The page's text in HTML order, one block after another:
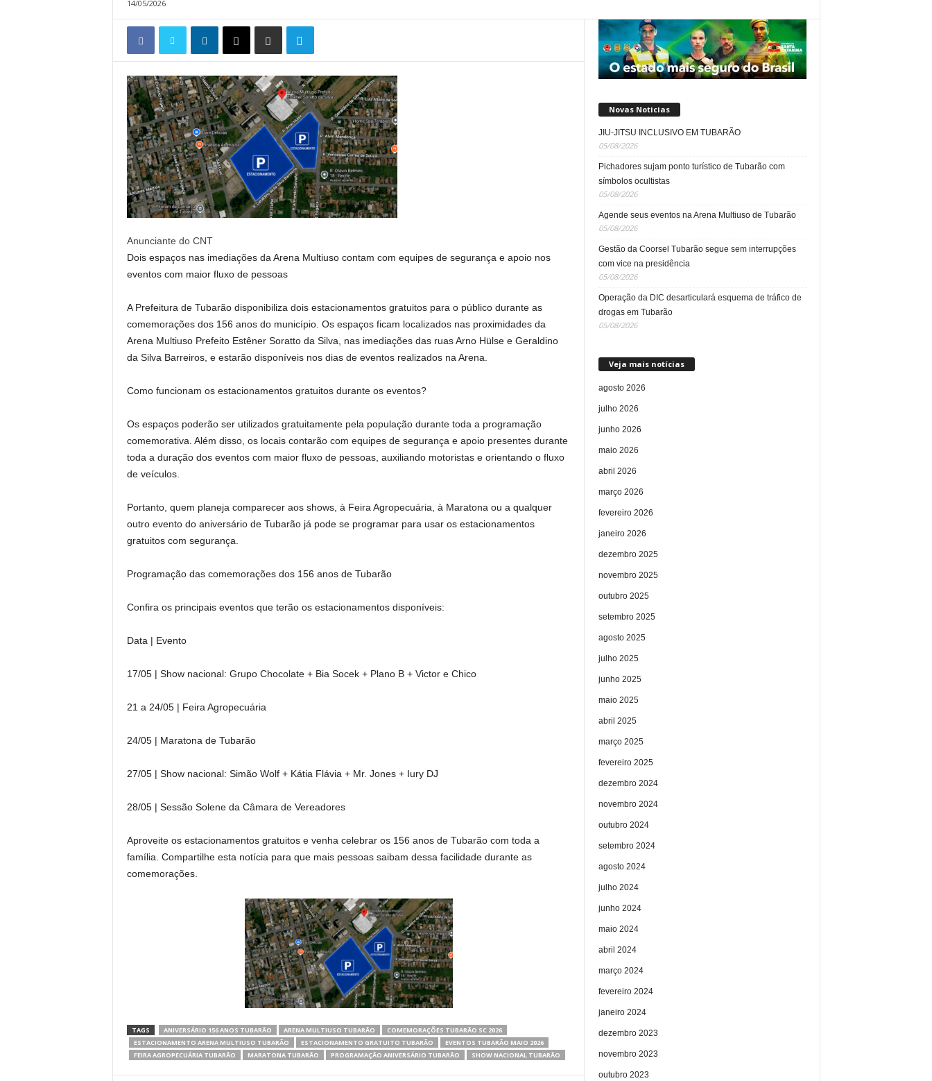
14/05/2026
Anunciante do CNT
Dois espaços nas imediações da Arena Multiuso contam com equipes de segurança e apoio nos
eventos com maior fluxo de pessoas
A Prefeitura de Tubarão disponibiliza dois estacionamentos gratuitos para o público durante as
comemorações dos 156 anos do município. Os espaços ficam localizados nas proximidades da
Arena Multiuso Prefeito Estêner Soratto da Silva, nas imediações das ruas Arno Hülse e Geraldino
da Silva Barreiros, e estarão disponíveis nos dias de eventos realizados na Arena.
Como funcionam os estacionamentos gratuitos durante os eventos?
Os espaços poderão ser utilizados gratuitamente pela população durante toda a programação
comemorativa. Além disso, os locais contarão com equipes de segurança e apoio presentes durante
toda a duração dos eventos com maior fluxo de pessoas, auxiliando motoristas e orientando o fluxo
de veículos.
Portanto, quem planeja comparecer aos shows, à Feira Agropecuária, à Maratona ou a qualquer
outro evento do aniversário de Tubarão já pode se programar para usar os estacionamentos
gratuitos com segurança.
Programação das comemorações dos 156 anos de Tubarão
Confira os principais eventos que terão os estacionamentos disponíveis:
Data | Evento
17/05 | Show nacional: Grupo Chocolate + Bia Socek + Plano B + Victor e Chico
21 a 24/05 | Feira Agropecuária
24/05 | Maratona de Tubarão
27/05 | Show nacional: Simão Wolf + Kátia Flávia + Mr. Jones + Iury DJ
28/05 | Sessão Solene da Câmara de Vereadores
Aproveite os estacionamentos gratuitos e venha celebrar os 156 anos de Tubarão com toda a
família. Compartilhe esta notícia para que mais pessoas saibam dessa facilidade durante as
comemorações.
TAGS ANIVERSÁRIO 156 ANOS TUBARÃO ARENA MULTIUSO TUBARÃO
COMEMORAÇÕES TUBARÃO SC 2026
ESTACIONAMENTO ARENA MULTIUSO TUBARÃO
ESTACIONAMENTO GRATUITO TUBARÃO
EVENTOS TUBARÃO MAIO 2026
FEIRA AGROPECUÁRIA TUBARÃO
MARATONA TUBARÃO PROGRAMAÇÃO ANIVERSÁRIO TUBARÃO SHOW NACIONAL TUBARÃO
Novas Noticias
JIU-JITSU INCLUSIVO EM TUBARÃO
05/08/2026
Pichadores sujam ponto turístico de Tubarão com
símbolos ocultistas
05/08/2026
Agende seus eventos na Arena Multiuso de Tubarão
05/08/2026
Gestão da Coorsel Tubarão segue sem interrupções
com vice na presidência
05/08/2026
Operação da DIC desarticulará esquema de tráfico de
drogas em Tubarão
05/08/2026
Veja mais notícias
agosto 2026
julho 2026
junho 2026
maio 2026
abril 2026
março 2026
fevereiro 2026
janeiro 2026
dezembro 2025
novembro 2025
outubro 2025
setembro 2025
agosto 2025
julho 2025
junho 2025
maio 2025
abril 2025
março 2025
fevereiro 2025
dezembro 2024
novembro 2024
outubro 2024
setembro 2024
agosto 2024
julho 2024
junho 2024
maio 2024
abril 2024
março 2024
fevereiro 2024
janeiro 2024
dezembro 2023
novembro 2023
outubro 2023